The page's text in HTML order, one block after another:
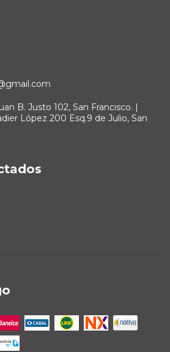
B. Justo 102, San Francisco. |
López 200 Esq.9 de Julio, San